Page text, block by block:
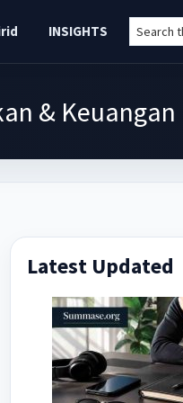
INSIGHTS
Search
& Keuangan
Primary
Sidebar
Latest Updated